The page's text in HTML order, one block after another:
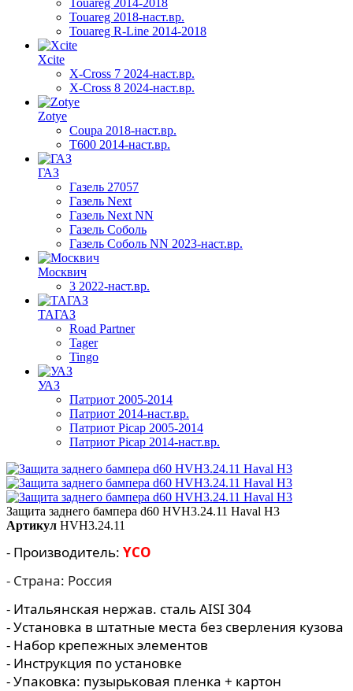
Touareg 2018-наст.вр.
Touareg R-Line 2014-2018
Xcite
X-Cross 7 2024-наст.вр.
X-Cross 8 2024-наст.вр.
Zotye
Coupa 2018-наст.вр.
T600 2014-наст.вр.
ГАЗ
Газель 27057
Газель Next
Газель Next NN
Газель Соболь
Газель Соболь NN 2023-наст.вр.
Москвич
3 2022-наст.вр.
ТАГАЗ
Road Partner
Tager
Tingo
УАЗ
Патриот 2005-2014
Патриот 2014-наст.вр.
Патриот Picap 2005-2014
Патриот Picap 2014-наст.вр.
Защита заднего бампера d60 HVH3.24.11 Haval H3
Артикул HVH3.24.11
- Производитель: YCO
- Страна: Россия
- Итальянская нержав. сталь AISI 304
- Установка в штатные места без сверления кузова
- Набор крепежных элементов
- Инструкция по установке
- Упаковка: пузырьковая пленка + картон